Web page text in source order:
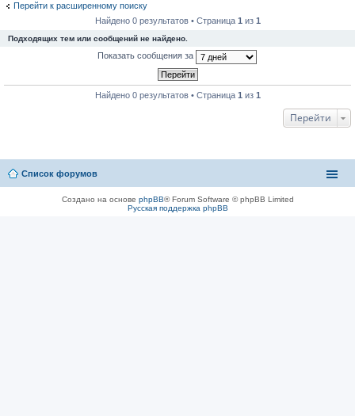
Перейти к расширенному поиску
Найдено 0 результатов • Страница 1 из 1
Подходящих тем или сообщений не найдено.
Показать сообщения за
Найдено 0 результатов • Страница 1 из 1
Перейти
Список форумов
Создано на основе phpBB® Forum Software © phpBB Limited
Русская поддержка phpBB